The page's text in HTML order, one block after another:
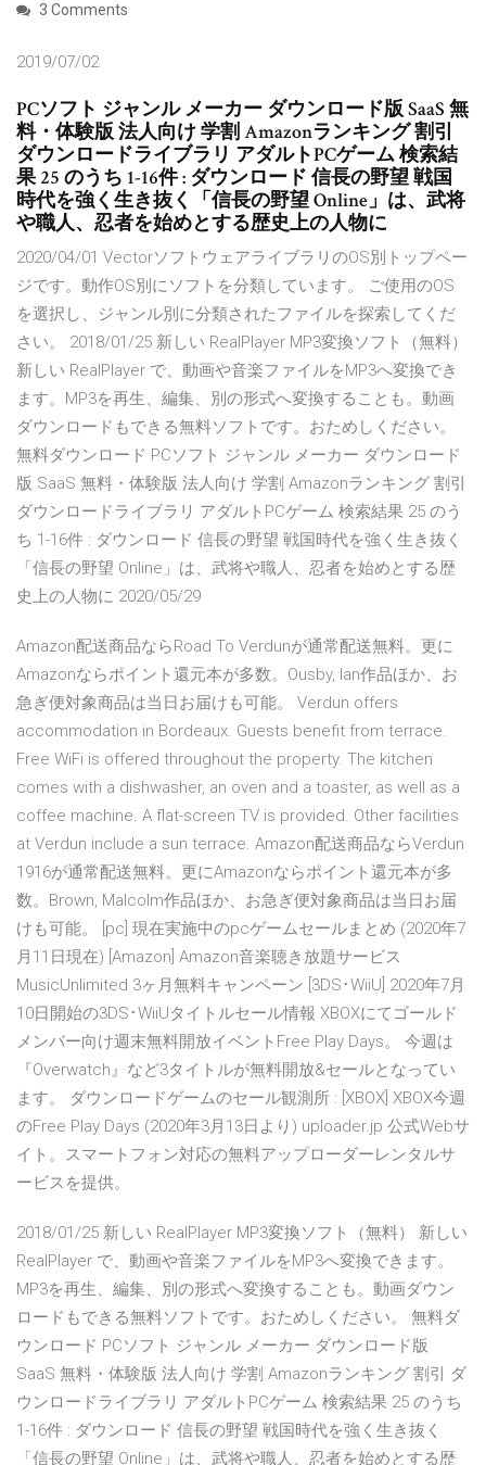
3 Comments
2019/07/02
PCソフト ジャンル メーカー ダウンロード版 SaaS 無
料・体験版 法人向け 学割 Amazonランキング 割引
ダウンロードライブラリ アダルトPCゲーム 検索結
果 25 のうち 1-16件 : ダウンロード 信長の野望 戦国
時代を強く生き抜く「信長の野望 Online」は、武将
や職人、忍者を始めとする歴史上の人物に
2020/04/01 VectorソフトウェアライブラリのOS別トップペー
ジです。動作OS別にソフトを分類しています。 ご使用のOS
を選択し、ジャンル別に分類されたファイルを探索してくだ
さい。 2018/01/25 新しい RealPlayer MP3変換ソフト（無料）
新しい RealPlayer で、動画や音楽ファイルをMP3へ変換でき
ます。MP3を再生、編集、別の形式へ変換することも。動画
ダウンロードもできる無料ソフトです。おためしください。
無料ダウンロード PCソフト ジャンル メーカー ダウンロード
版 SaaS 無料・体験版 法人向け 学割 Amazonランキング 割引
ダウンロードライブラリ アダルトPCゲーム 検索結果 25 のう
ち 1-16件 : ダウンロード 信長の野望 戦国時代を強く生き抜く
「信長の野望 Online」は、武将や職人、忍者を始めとする歴
史上の人物に 2020/05/29
Amazon配送商品ならRoad To Verdunが通常配送無料。更に
Amazonならポイント還元本が多数。Ousby, Ian作品ほか、お
急ぎ便対象商品は当日お届けも可能。 Verdun offers
accommodation in Bordeaux. Guests benefit from terrace.
Free WiFi is offered throughout the property. The kitchen
comes with a dishwasher, an oven and a toaster, as well as a
coffee machine. A flat-screen TV is provided. Other facilities
at Verdun include a sun terrace. Amazon配送商品ならVerdun
1916が通常配送無料。更にAmazonならポイント還元本が多
数。Brown, Malcolm作品ほか、お急ぎ便対象商品は当日お届
けも可能。 [pc] 現在実施中のpcゲームセールまとめ (2020年7
月11日現在) [Amazon] Amazon音楽聴き放題サービス
MusicUnlimited 3ヶ月無料キャンペーン [3DS･WiiU] 2020年7月
10日開始の3DS･WiiUタイトルセール情報 XBOXにてゴールド
メンバー向け週末無料開放イベントFree Play Days。 今週は
『Overwatch』など3タイトルが無料開放&セールとなってい
ます。 ダウンロードゲームのセール観測所 : [XBOX] XBOX今週
のFree Play Days (2020年3月13日より) uploader.jp 公式Webサ
イト。スマートフォン対応の無料アップローダーレンタルサ
ービスを提供。
2018/01/25 新しい RealPlayer MP3変換ソフト（無料） 新しい
RealPlayer で、動画や音楽ファイルをMP3へ変換できます。
MP3を再生、編集、別の形式へ変換することも。動画ダウン
ロードもできる無料ソフトです。おためしください。 無料ダ
ウンロード PCソフト ジャンル メーカー ダウンロード版
SaaS 無料・体験版 法人向け 学割 Amazonランキング 割引 ダ
ウンロードライブラリ アダルトPCゲーム 検索結果 25 のうち
1-16件 : ダウンロード 信長の野望 戦国時代を強く生き抜く
「信長の野望 Online」は、武将や職人、忍者を始めとする歴